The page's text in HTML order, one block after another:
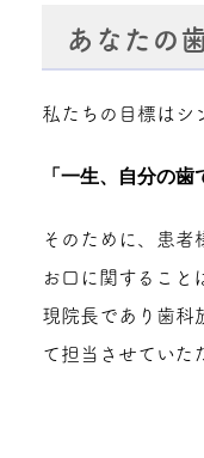
あなたの
私たちの目標はシ
「一生、自分の
そのために、患者
お口に関すること
現院長であり歯科
て担当させていた